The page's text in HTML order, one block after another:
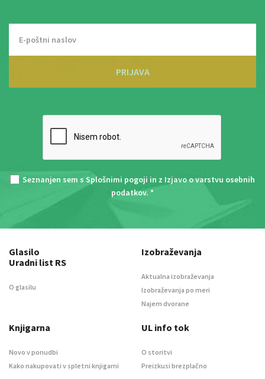
PRIJAVA
Seznanjen sem s Splošnimi pogoji in z Izjavo o varstvu osebnih
podatkov. *
Glasilo
Uradni list RS
O glasilu
Izobraževanja
Aktualna izobraževanja
Izobraževanja po meri
Najem dvorane
Knjigarna
Novo v ponudbi
Kako nakupovati v spletni knjigarni
UL info tok
O storitvi
Preizkusi brezplačno